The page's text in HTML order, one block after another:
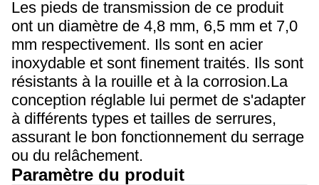
Les pieds de transmission de ce produit
ont un diamètre de 4,8 mm, 6,5 mm et 7,0
mm respectivement. Ils sont en acier
inoxydable et sont finement traités. Ils sont
résistants à la rouille et à la corrosion.La
conception réglable lui permet de s'adapter
à différents types et tailles de serrures,
assurant le bon fonctionnement du serrage
ou du relâchement.
Paramètre du produit